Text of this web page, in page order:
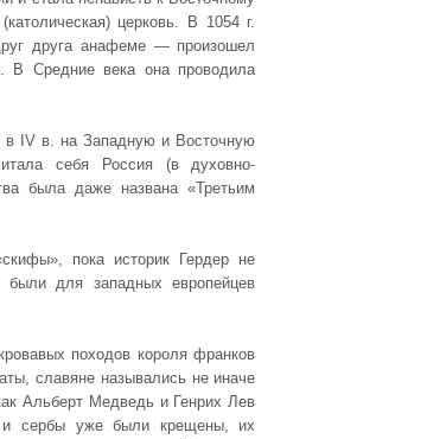
церковь. В 1054 г.
друга анафеме — произошел
В Средние века она проводила
в IV в. на Западную и Восточную
себя Россия (в духовно-
была даже названа «Третьим
пока историк Гердер не
для западных европейцев
походов короля франков
славяне назывались не иначе
Альберт Медведь и Генрих Лев
и сербы уже были крещены, их